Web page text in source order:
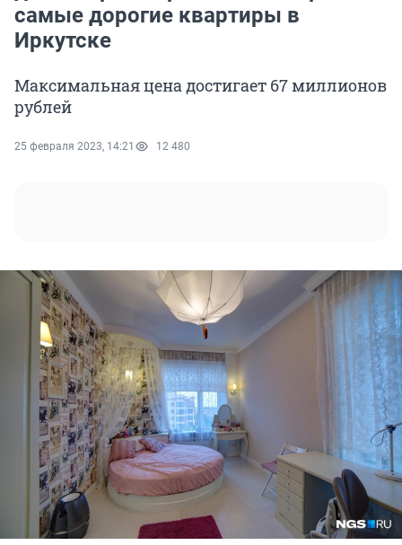
самые дорогие квартиры в
Иркутске
Максимальная цена достигает 67 миллионов
рублей
25 февраля 2023, 14:21 12 480